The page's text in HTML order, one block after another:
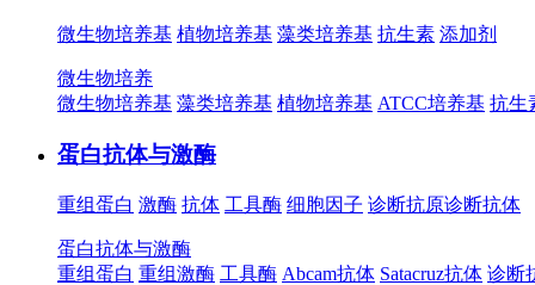
微生物培养基 植物培养基 藻类培养基 抗生素 添加剂
微生物培养
微生物培养基 藻类培养基 植物培养基 ATCC培养基 抗生
蛋白抗体与激酶
重组蛋白 激酶 抗体 工具酶 细胞因子 诊断抗原诊断抗体
蛋白抗体与激酶
重组蛋白 重组激酶 工具酶 Abcam抗体 Satacruz抗体 诊断